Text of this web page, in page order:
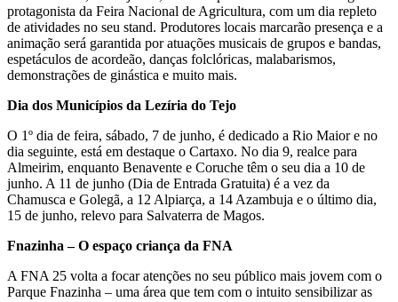
protagonista da Feira Nacional de Agricultura, com um dia repleto
de atividades no seu stand. Produtores locais marcarão presença e a
animação será garantida por atuações musicais de grupos e bandas,
espetáculos de acordeão, danças folclóricas, malabarismos,
demonstrações de ginástica e muito mais.
Dia dos Municípios da Lezíria do Tejo
O 1º dia de feira, sábado, 7 de junho, é dedicado a Rio Maior e no
dia seguinte, está em destaque o Cartaxo. No dia 9, realce para
Almeirim, enquanto Benavente e Coruche têm o seu dia a 10 de
junho. A 11 de junho (Dia de Entrada Gratuita) é a vez da
Chamusca e Golegã, a 12 Alpiarça, a 14 Azambuja e o último dia,
15 de junho, relevo para Salvaterra de Magos.
Fnazinha – O espaço criança da FNA
A FNA 25 volta a focar atenções no seu público mais jovem com o
Parque Fnazinha – uma área que tem com o intuito sensibilizar as